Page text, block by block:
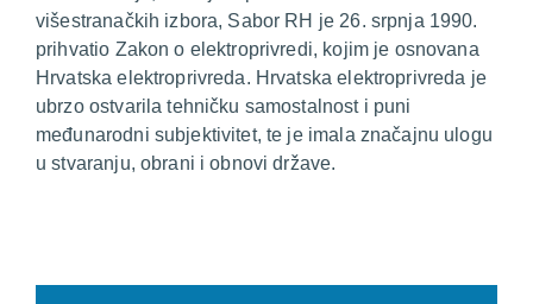
višestranačkih izbora, Sabor RH je 26. srpnja 1990.
prihvatio Zakon o elektroprivredi, kojim je osnovana
Hrvatska elektroprivreda. Hrvatska elektroprivreda je
ubrzo ostvarila tehničku samostalnost i puni
međunarodni subjektivitet, te je imala značajnu ulogu
u stvaranju, obrani i obnovi države.